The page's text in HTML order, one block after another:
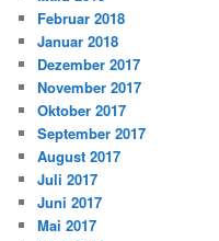
Februar 2018
Januar 2018
Dezember 2017
November 2017
Oktober 2017
September 2017
August 2017
Juli 2017
Juni 2017
Mai 2017